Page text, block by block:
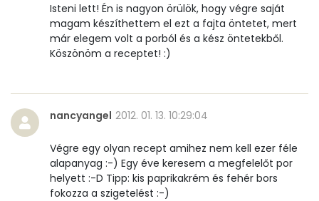
Isteni lett! Én is nagyon örülök, hogy végre saját
magam készíthettem el ezt a fajta öntetet, mert
már elegem volt a porból és a kész öntetekből.
Köszönöm a receptet! :)
nancyangel 2012. 01. 13. 10:29:04
Végre egy olyan recept amihez nem kell ezer féle
alapanyag :-) Egy éve keresem a megfelelőt por
helyett :-D Tipp: kis paprikakrém és fehér bors
fokozza a szigetelést :-)